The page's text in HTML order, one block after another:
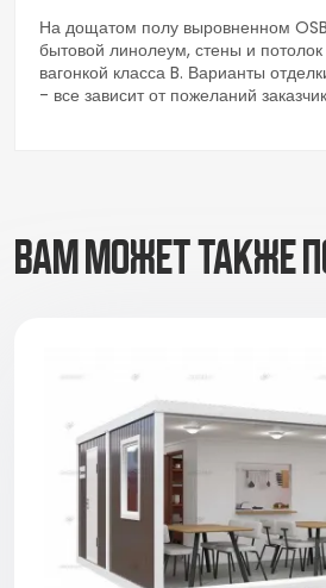
На дощатом полу выровненном
бытовой линолеум, стены и
вагонкой класса B. Варианты
- все зависит от пожеланий
ВАМ МОЖЕТ ТАКЖЕ